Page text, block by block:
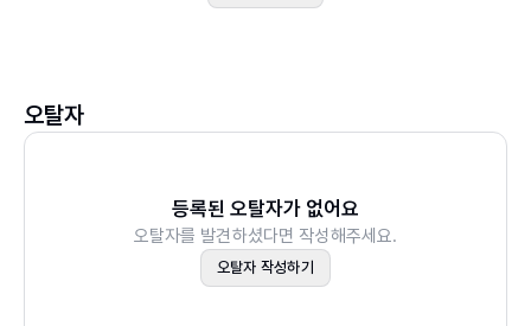
감동적인 편지글과 아름다운 질감이 돋보이는 그림의 조화!
시킵니다. 그림 작가 안나 포를라티는 클로즈업된 그림과 만
안나 포를라티의 그림은 이미지를 통해 강한 감정을 표현하
며 풍부한 해석을 담고 있습니다. 특히 아빠의 품 안에서 울
고 있는 아이 그림에서는 아이가 아빠의 품에서 느끼는 안정
오탈자
등록된 오탈자가 없어요
오탈자를 발견하셨다면 작성해주세요.
오탈자 작성하기